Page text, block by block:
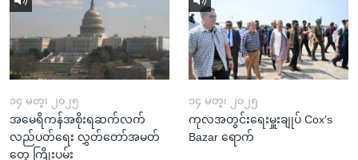
၁၄ မတ္၊ ၂၀၂၅
အမေရိကန်အစိုးရဆက်လက်
လည်ပတ်ရေး လွှတ်တော်အမတ်
တွေ ကြိုးပမ်း
၁၄ မတ္၊ ၂၀၂၅
ကုလအတွင်းရေးမှူးချုပ် Cox's
Bazar ရောက်